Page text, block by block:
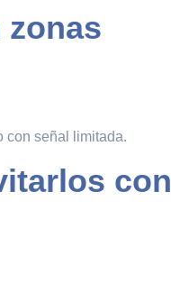
con señal limitada.
con